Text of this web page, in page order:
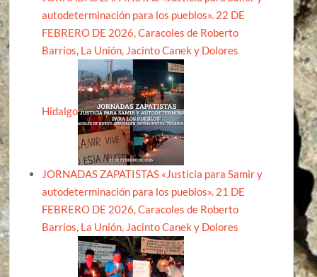
autodeterminación para los pueblos». 22 DE
FEBRERO DE 2026, Caracoles de Roberto
Barrios, La Unión, Jacinto Canek y Dolores
Hidalgo
JORNADAS ZAPATISTAS «Justicia para Samir y
autodeterminación para los pueblos». 21 DE
FEBRERO DE 2026, Caracoles de Roberto
Barrios, La Unión, Jacinto Canek y Dolores